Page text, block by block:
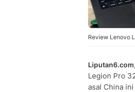
Review Lenovo
Legion Pro
asal China